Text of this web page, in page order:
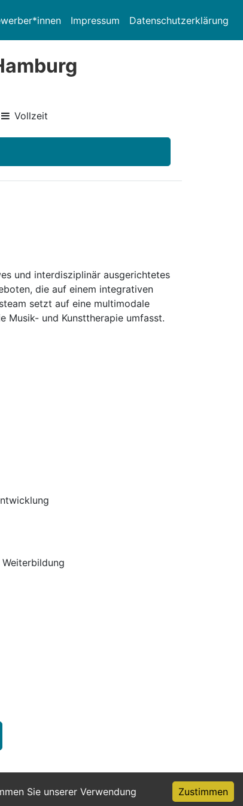
Impressum Datenschutzerklärung
Sie unserer Verwendung
Zustimmen
Vollzeit
und interdisziplinär ausgerichtetes
die auf einem integrativen
setzt auf eine multimodale
Musik- und Kunsttherapie umfasst.